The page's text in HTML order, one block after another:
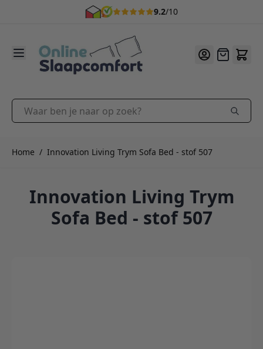
9.2/10
Offerte
Waar ben je naar op zoek?
Home / Innovation Living Trym Sofa Bed - stof 507
Innovation Living Trym
Sofa Bed - stof 507